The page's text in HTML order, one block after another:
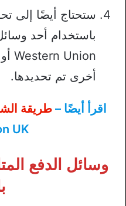
ستحتاج أيضًا إلى
باستخدام أحد
أخرى تم تحديدها.
اقرأ أيضًا – طريقة
UK
وسائل الدفع